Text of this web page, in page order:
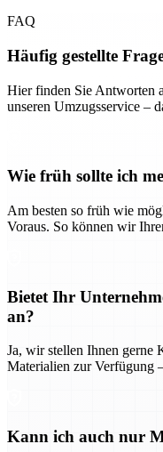
FAQ
Häufig gestellte
Hier finden Sie Antworten
unseren Umzugsservice –
Wie früh sollte ich
Am besten so früh wie
Voraus. So können wir
Bietet Ihr
an?
Ja, wir stellen Ihnen gerne
Materialien zur Verfügung
Kann ich auch nur